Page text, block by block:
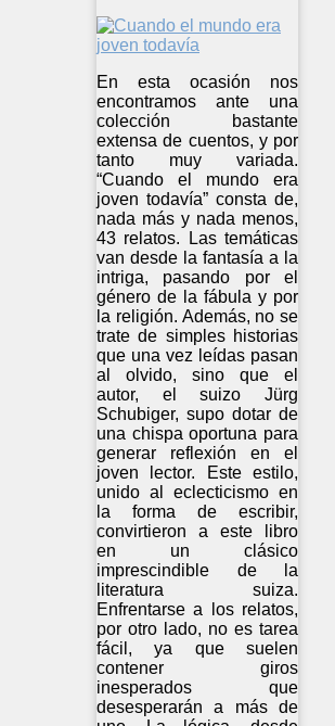
En esta ocasión nos
encontramos ante una
colección bastante
extensa de cuentos, y por
tanto muy variada.
“Cuando el mundo era
joven todavía” consta de,
nada más y nada menos,
43 relatos. Las temáticas
van desde la fantasía a la
intriga, pasando por el
género de la fábula y por
la religión. Además, no se
trate de simples historias
que una vez leídas pasan
al olvido, sino que el
autor, el suizo Jürg
Schubiger, supo dotar de
una chispa oportuna para
generar reflexión en el
joven lector. Este estilo,
unido al eclecticismo en
la forma de escribir,
convirtieron a este libro
en un clásico
imprescindible de la
literatura suiza.
Enfrentarse a los relatos,
por otro lado, no es tarea
fácil, ya que suelen
contener giros
inesperados que
desesperarán a más de